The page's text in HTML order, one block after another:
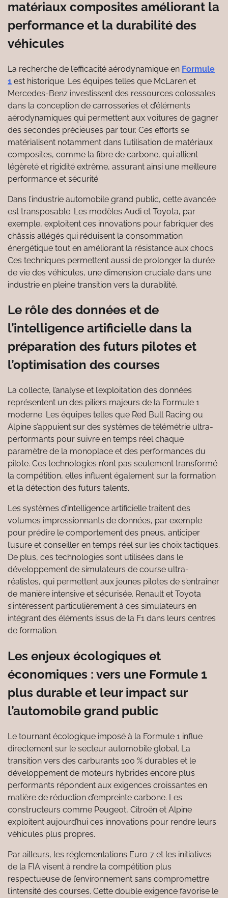
matériaux composites améliorant la
performance et la durabilité des
véhicules
La recherche de l’efficacité aérodynamique en Formule
1 est historique. Les équipes telles que McLaren et
Mercedes-Benz investissent des ressources colossales
dans la conception de carrosseries et d’éléments
aérodynamiques qui permettent aux voitures de gagner
des secondes précieuses par tour. Ces efforts se
matérialisent notamment dans l’utilisation de matériaux
composites, comme la fibre de carbone, qui allient
légèreté et rigidité extrême, assurant ainsi une meilleure
performance et sécurité.
Dans l’industrie automobile grand public, cette avancée
est transposable. Les modèles Audi et Toyota, par
exemple, exploitent ces innovations pour fabriquer des
châssis allégés qui réduisent la consommation
énergétique tout en améliorant la résistance aux chocs.
Ces techniques permettent aussi de prolonger la durée
de vie des véhicules, une dimension cruciale dans une
industrie en pleine transition vers la durabilité.
Le rôle des données et de
l’intelligence artificielle dans la
préparation des futurs pilotes et
l’optimisation des courses
La collecte, l’analyse et l’exploitation des données
représentent un des piliers majeurs de la Formule 1
moderne. Les équipes telles que Red Bull Racing ou
Alpine s’appuient sur des systèmes de télémétrie ultra-
performants pour suivre en temps réel chaque
paramètre de la monoplace et des performances du
pilote. Ces technologies n’ont pas seulement transformé
la compétition, elles influent également sur la formation
et la détection des futurs talents.
Les systèmes d’intelligence artificielle traitent des
volumes impressionnants de données, par exemple
pour prédire le comportement des pneus, anticiper
l’usure et conseiller en temps réel sur les choix tactiques.
De plus, ces technologies sont utilisées dans le
développement de simulateurs de course ultra-
réalistes, qui permettent aux jeunes pilotes de s’entraîner
de manière intensive et sécurisée. Renault et Toyota
s’intéressent particulièrement à ces simulateurs en
intégrant des éléments issus de la F1 dans leurs centres
de formation.
Les enjeux écologiques et
économiques : vers une Formule 1
plus durable et leur impact sur
l’automobile grand public
Le tournant écologique imposé à la Formule 1 influe
directement sur le secteur automobile global. La
transition vers des carburants 100 % durables et le
développement de moteurs hybrides encore plus
performants répondent aux exigences croissantes en
matière de réduction d’empreinte carbone. Les
constructeurs comme Peugeot, Citroën et Alpine
exploitent aujourd’hui ces innovations pour rendre leurs
véhicules plus propres.
Par ailleurs, les réglementations Euro 7 et les initiatives
de la FIA visent à rendre la compétition plus
respectueuse de l’environnement sans compromettre
l’intensité des courses. Cette double exigence favorise le